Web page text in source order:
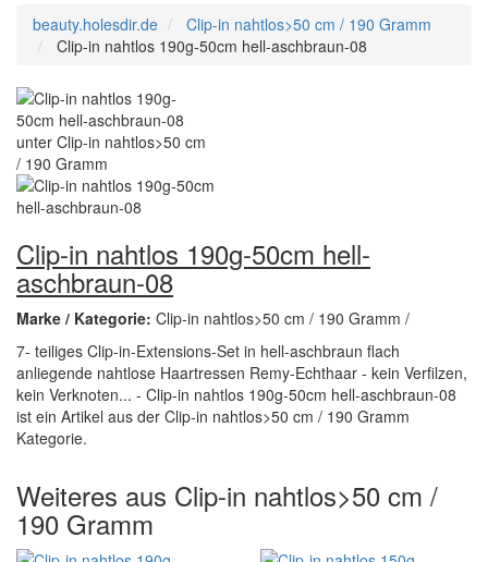
beauty.holesdir.de
Clip-in nahtlos>50 cm / 190 Gramm
Clip-in nahtlos 190g-50cm hell-aschbraun-08
Clip-in nahtlos 190g-50cm hell-
aschbraun-08
Marke / Kategorie: Clip-in nahtlos>50 cm / 190 Gramm /
7- teiliges Clip-in-Extensions-Set in hell-aschbraun flach
anliegende nahtlose Haartressen Remy-Echthaar - kein Verfilzen,
kein Verknoten... - Clip-in nahtlos 190g-50cm hell-aschbraun-08
ist ein Artikel aus der Clip-in nahtlos>50 cm / 190 Gramm
Kategorie.
Weiteres aus Clip-in nahtlos>50 cm /
190 Gramm